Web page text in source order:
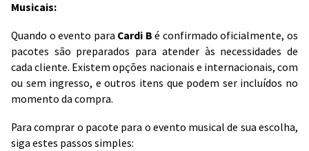
Musicais:
Quando o evento para Cardi B é confirmado oficialmente, os
pacotes são preparados para atender às necessidades de
cada cliente. Existem opções nacionais e internacionais, com
ou sem ingresso, e outros itens que podem ser incluídos no
momento da compra.
Para comprar o pacote para o evento musical de sua escolha,
siga estes passos simples: